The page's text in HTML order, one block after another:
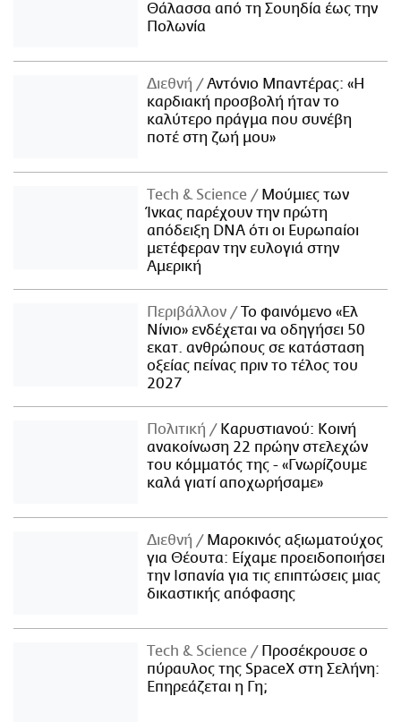
Θάλασσα από τη Σουηδία έως την
Πολωνία
Διεθνή
Αντόνιο Μπαντέρας: «Η
καρδιακή προσβολή ήταν το
καλύτερο πράγμα που συνέβη
ποτέ στη ζωή μου»
Τech & Science
Μούμιες των
Ίνκας παρέχουν την πρώτη
απόδειξη DNA ότι οι Ευρωπαίοι
μετέφεραν την ευλογιά στην
Αμερική
Περιβάλλον
Το φαινόμενο «Ελ
Νίνιο» ενδέχεται να οδηγήσει 50
εκατ. ανθρώπους σε κατάσταση
οξείας πείνας πριν το τέλος του
2027
Πολιτική
Καρυστιανού: Κοινή
ανακοίνωση 22 πρώην στελεχών
του κόμματός της - «Γνωρίζουμε
καλά γιατί αποχωρήσαμε»
Διεθνή
Μαροκινός αξιωματούχος
για Θέουτα: Είχαμε προειδοποιήσει
την Ισπανία για τις επιπτώσεις μιας
δικαστικής απόφασης
Τech & Science
Προσέκρουσε ο
πύραυλος της SpaceX στη Σελήνη:
Επηρεάζεται η Γη;